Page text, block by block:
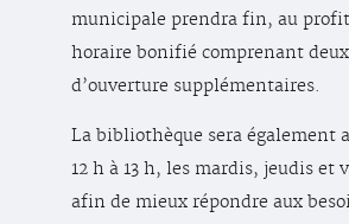
municipale prendra fin, au
horaire bonifié comprenant
d’ouverture supplémentaires.
La bibliothèque sera également
12 h à 13 h, les mardis, jeudis et
afin de mieux répondre aux